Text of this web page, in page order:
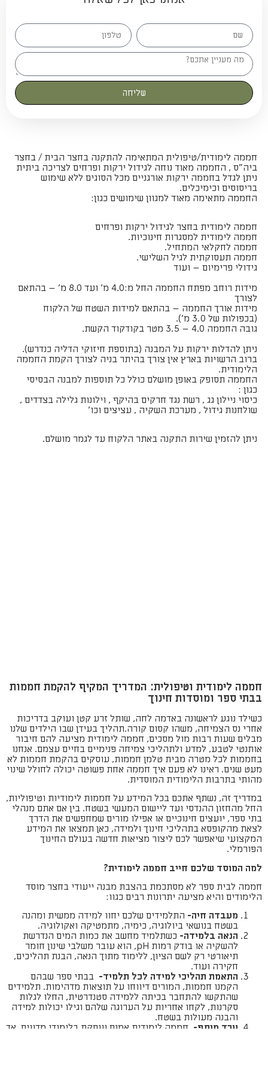
שליחה
חממה לימודית/טיפולית המתאימה להתקנה בחצר הבית / בחצר
ביה"ס , החממה מאוד נוחה לגידול ירקות ופרחים לצריכה ביתית
ניתן לגדל בחממה ירקות אורגניים מכל הסוגים ללא שימוש
בריסוסים וכימיכלים.
החממה מתאימה מאוד למגוון שימושים כגון:
חממה לימודית בחצר לגידול ירקות ופרחים
חממה לימודית למסגרות חינוכיות.
חממה לחקלאי המתחיל.
חממה תעסוקתית לגיל השלישי.
גידולי פרימיום – ועוד
מידות רוחב מפתח החממה החל מ:4.0 מ' ועד 8.0 מ' – בהתאם
לצורך
מידות אורך החממה – בהתאם למידות השטח של הלקוח
(בכפולות של 3.0 מ').
גובה החממה 4.0 – 3.5 מטר בקודקוד הקשת.
ניתן להדלות ירקות על המבנה (בתוספת חיזוקי הדליה כנדרש).
ברוב הרשויות בארץ אין צורך בהיתר בניה לצורך הקמת החממה
הלימודית.
החממה תסופק באופן מושלם כולל כל תוספות למבנה הבסיסי
כגון :
כיסוי ניילון גג , רשת נגד חרקים בהיקף , וילונות גלילה בצדדים ,
שולחנות גידול , מערכת השקיה , עציצים וכו'
ניתן להזמין שירות התקנה באתר הלקוח עד לגמר מושלם.
חממה לימודית וטיפולית: המדריך המקיף להקמת חממות
בבתי ספר ומוסדות חינוך
כשילד נוגע לראשונה באדמה לחה, שותל זרע קטן ועוקב בדריכות
אחרי נס הצמיחה, משהו קסום קורה.תהליך בעידן שבו הילדים שלנו
מבלים שעות רבות מול מסכים, חממה לימודית מציעה להם חיבור
אותנטי לטבע, למדע ולתהליכי צמיחה פנימיים בחיים עצמם. אנחנו
בחממות לכל מטרה מבית טלמן חממות, עוסקים בהקמת חממות לא
מעט שנים. ראינו לא פעם איך חממה אחת פשוטה יכולה לחולל שינוי
מהותי בתרבות הלימודית המוסדית.
במדריך זה, נשתף אתכם בכל המידע על חממות לימודיות וטיפוליות,
החל מהחזון ההנדסי ועד ליישום המעשי בשטח. בין אם אתם מנהלי
בתי ספר, יועצים חינוכיים או אפילו מורים שמחפשים את הדרך
לצאת מהקופסא בתהליכי חינוך ולמידה, כאן תמצאו את המידע
המקצועי שיאפשר לכם ליצור מציאות חדשה בעולם החינוך
הפורמלי.
למה המוסד שלכם חייב חממה לימודית?
חממה לבית ספר לא מסתכמת בהצבת מבנה ייעודי בחצר מוסד
הלימודים והיא מציעה יתרונות רבים כגוו:
מעבדה חיה- התלמידים שלכם יחוו למידה ממשית ומהנה
בשטח בנושאי ביולוגיה, כימיה, מתמטיקה ואקולוגיה.
הנאה בלמידה- כשתלמיד מחשב את כמות המים הנדרשת
להשקיה או בודק רמות pH, הוא עובר משלבי שינון חומר
תיאורטי רק לשם הציון, ללימוד מתוך הנאה, הבנת תהליכים,
חקירה ועוד.
התאמת תהליכי למידה לכל תלמיד- בבתי ספר שבהם
הקמנו חממות, המורים דיווחו על תוצאות מדהימות. תלמידים
שהתקשו להתחבר בכיתה ללמידה סטנדרטית, החלו לגלות
סקרנות, לקחו אחריות על הערוגה שלהם וגילו יכולות למידה
והבנה מעולות בשטח.
ערך מוסף- חממה לימודית אמנם עוסקת בלימודי מדעים, אך